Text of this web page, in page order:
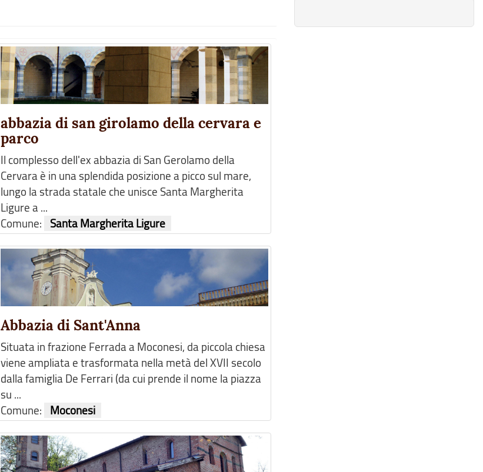
abbazia di san girolamo della cervara e
parco
Il complesso dell'ex abbazia di San Gerolamo della
Cervara è in una splendida posizione a picco sul mare,
lungo la strada statale che unisce Santa Margherita
Ligure a ...
Comune:
Santa Margherita Ligure
Abbazia di Sant'Anna
Situata in frazione Ferrada a Moconesi, da piccola chiesa
viene ampliata e trasformata nella metà del XVII secolo
dalla famiglia De Ferrari (da cui prende il nome la piazza
su ...
Comune:
Moconesi